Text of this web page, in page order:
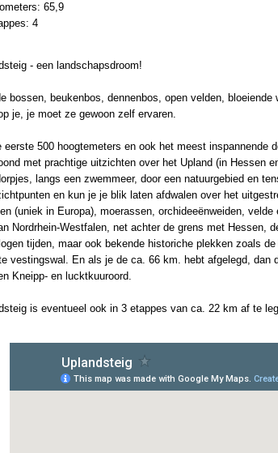
65,9
4
- een landschapsdroom!
bossen, beukenbos, dennenbos, open velden,
je, je moet ze gewoon zelf ervaren.
eerste 500 hoogtemeters en ook het meest inspannende
met prachtige uitzichten over het Upland (in Hessen
langs een zwemmeer, door een natuurgebied en
en kun je je blik laten afdwalen over het
(uniek in Europa), moerassen, orchideeënweiden,
Nordrhein-Westfalen, net achter de grens met Hessen,
tijden, maar ook bekende historiche plekken zoals
vestingswal. En als je de ca. 66 km. hebt afgelegd,
Kneipp- en lucktkuuroord.
is eventueel ook in 3 etappes van ca. 22 km af te